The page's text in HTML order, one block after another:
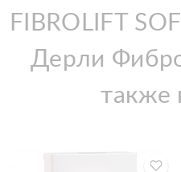
FIBROLIFT
Дерли
также